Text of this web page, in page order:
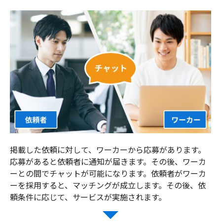
掲載した依頼に対して、ワーカーから応募があります。
応募があると依頼者に通知が届きます。 その後、ワーカ
ーとの間でチャットが可能になります。 依頼者がワーカ
ーを採用すると、マッチングが成立します。 その後、依
頼条件に応じて、サービスが実施されます。